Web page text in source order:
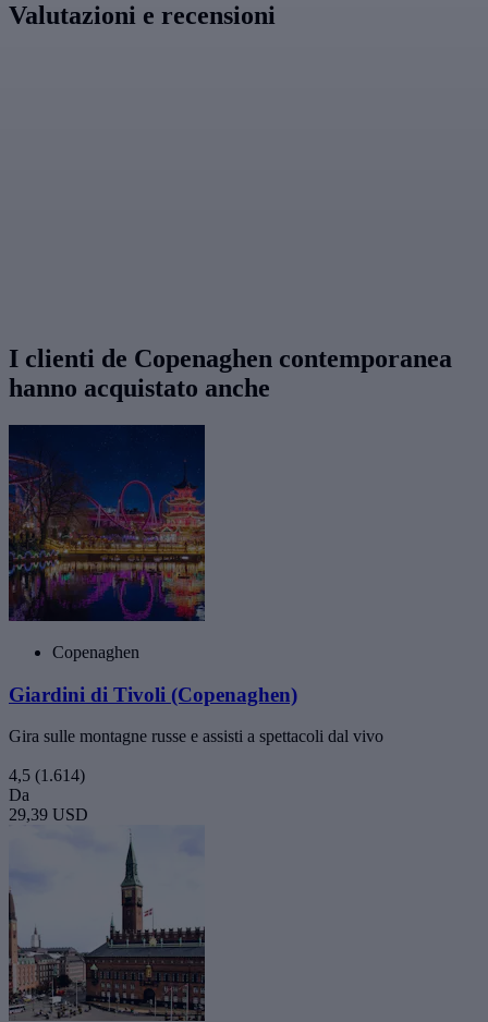
Valutazioni e recensioni
I clienti de Copenaghen contemporanea
hanno acquistato anche
Copenaghen
Giardini di Tivoli (Copenaghen)
Gira sulle montagne russe e assisti a spettacoli dal vivo
4,5 (1.614)
Da
29,39 USD